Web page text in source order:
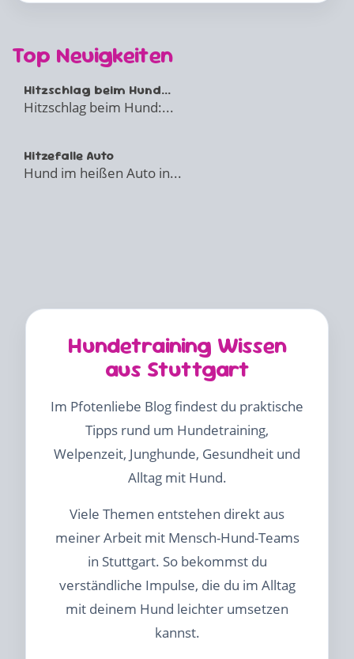
Top Neuigkeiten
Hitzschlag beim Hund...
Hitzschlag beim Hund:...
Hitzefalle Auto
Hund im heißen Auto in...
Hundetraining Wissen
aus Stuttgart
Im Pfotenliebe Blog findest du praktische
Tipps rund um Hundetraining,
Welpenzeit, Junghunde, Gesundheit und
Alltag mit Hund.
Viele Themen entstehen direkt aus
meiner Arbeit mit Mensch-Hund-Teams
in Stuttgart. So bekommst du
verständliche Impulse, die du im Alltag
mit deinem Hund leichter umsetzen
kannst.